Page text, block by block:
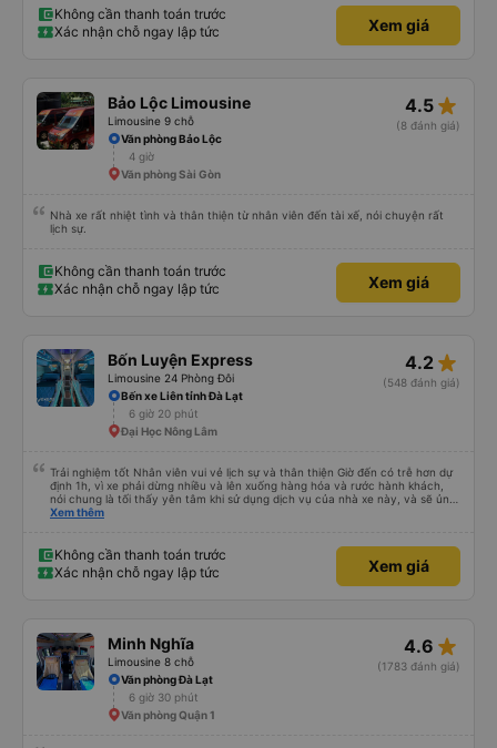
điểm dừng, họ đánh thức chúng tôi dậy và đảm bảo chúng tôi đã sẵn sàng.
Nhìn chung, đó là một trải nghiệm tốt. Mỗi giường đều có gối và chăn, và đủ
chỗ cho 1 người lớn và 1 trẻ em nằm thoải mái.
Không cần thanh toán trước
Xác nhận chỗ ngay lập tức
Xem giá
Bảo Lộc Limousine
Limousine 9 chỗ
4.5 star_rate
(8 đánh giá)
Văn phòng Bảo Lộc
4 giờ
Văn phòng Sài Gòn
Nhà xe rất nhiệt tình và thân thiện từ nhân viên đến tài xế, nói chuyện rất
lịch sự.
Không cần thanh toán trước
Xác nhận chỗ ngay lập tức
Xem giá
Bốn Luyện Express
Limousine 24 Phòng Đôi
4.2 star_rate
(548 đánh giá)
Bến xe Liên tỉnh Đà Lạt
6 giờ 20 phút
Đại Học Nông Lâm
Trải nghiệm tốt Nhân viên vui vẻ lịch sự và thân thiện Giờ đến có trễ hơn dự
định 1h, vì xe phải dừng nhiều và lên xuống hàng hóa và rước hành khách,
nói chung là tối thấy yên tâm khi sử dụng dịch vụ của nhà xe này, và sẽ ủng
hộ và giới thiệu cho người thân sử dụng dịch vụ của nhà xe này
Xem thêm
Không cần thanh toán trước
Xác nhận chỗ ngay lập tức
Xem giá
Minh Nghĩa
Limousine 8 chỗ
4.6 star_rate
(1783 đánh giá)
Văn phòng Đà Lạt
6 giờ 30 phút
Văn phòng Quận 1